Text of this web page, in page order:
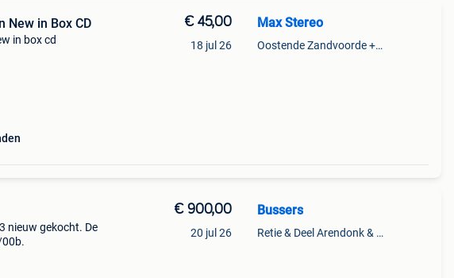
New in Box CD
in box cd
€ 45,00
18 jul 26
Max Stereo
Oostende Zandvoorde +Oostende
nieuw gekocht. De
00b.
€ 900,00
20 jul 26
Bussers
Retie & Deel Arendonk & Oud-Turnhout